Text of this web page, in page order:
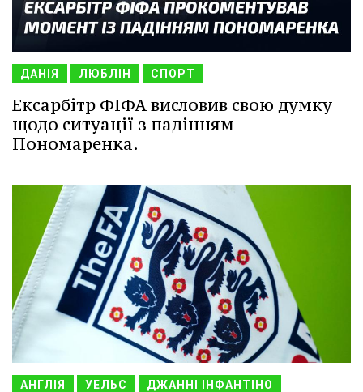
ДАНІЯ ЛЮБЛІН СПОРТ
Ексарбітр ФІФА висловив свою думку
щодо ситуації з падінням
Пономаренка.
АНГЛІЯ УЕЛЬС ДЖАННІ ІНФАНТІНО